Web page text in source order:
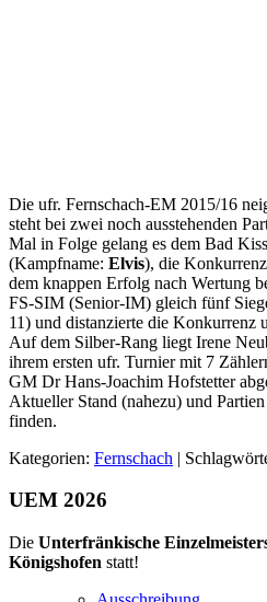
Die ufr. Fernschach-EM 2015/16
steht bei zwei noch ausstehenden
Mal in Folge gelang es dem Bad
(Kampfname: Elvis), die
dem knappen Erfolg nach Wertung
FS-SIM (Senior-IM) gleich fünf
11) und distanzierte die Konkurrenz
Auf dem Silber-Rang liegt Irene
ihrem ersten ufr. Turnier mit 7
GM Dr Hans-Joachim Hofstetter
Aktueller Stand (nahezu) und
finden.
Kategorien: Fernschach |
UEM 2026
Die Unterfränkische
Königshofen statt!